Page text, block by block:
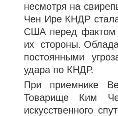
несмотря на
Чен Ире КНДР
США перед фактом
их стороны.
постоянными
удара по КНДР.
При приемнике
Товарище Ким
искусственного